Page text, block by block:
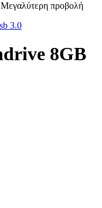
Μεγαλύτερη προβολή
8GB